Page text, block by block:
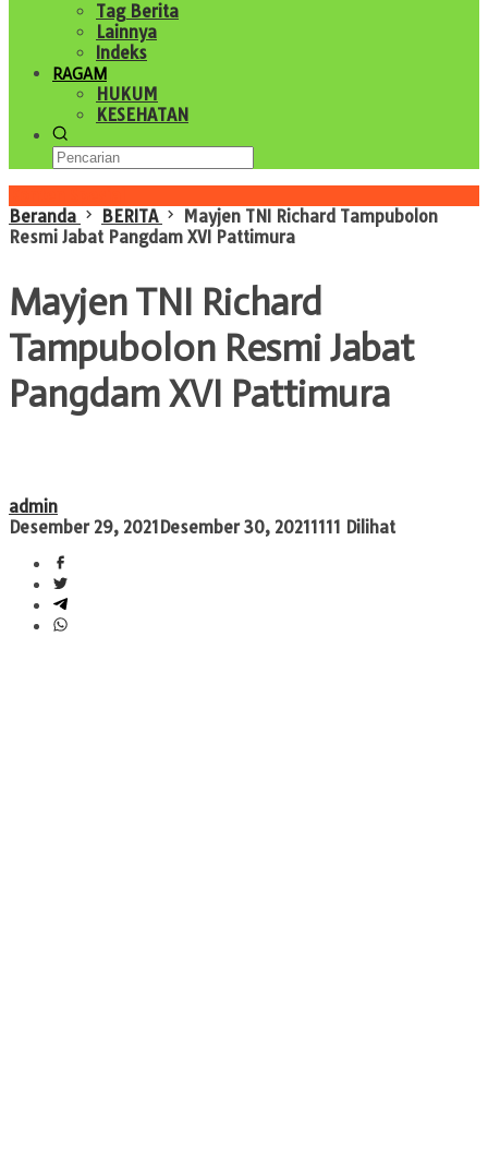
Tag Berita
Lainnya
Indeks
RAGAM
HUKUM
KESEHATAN
Beranda
BERITA
Mayjen TNI Richard Tampubolon
Resmi Jabat Pangdam XVI Pattimura
Mayjen TNI Richard
Tampubolon Resmi Jabat
Pangdam XVI Pattimura
admin
Desember 29, 2021Desember 30, 20211111 Dilihat